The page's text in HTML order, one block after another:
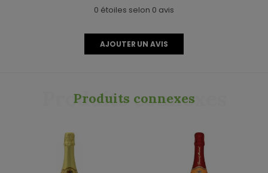
0 étoiles selon 0 avis
AJOUTER UN AVIS
Produits connexes
Produits connexes